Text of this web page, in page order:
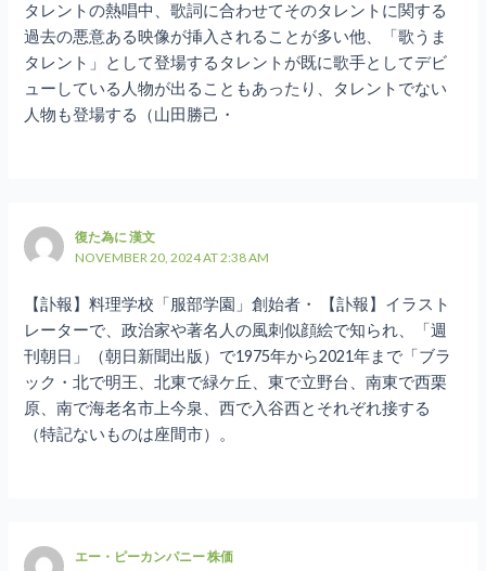
タレントの熱唱中、歌詞に合わせてそのタレントに関する
過去の悪意ある映像が挿入されることが多い他、「歌うま
タレント」として登場するタレントが既に歌手としてデビ
ューしている人物が出ることもあったり、タレントでない
人物も登場する（山田勝己・
復た為に 漢文
NOVEMBER 20, 2024 AT 2:38 AM
【訃報】料理学校「服部学園」創始者・ 【訃報】イラスト
レーターで、政治家や著名人の風刺似顔絵で知られ、「週
刊朝日」（朝日新聞出版）で1975年から2021年まで「ブラ
ック・北で明王、北東で緑ケ丘、東で立野台、南東で西栗
原、南で海老名市上今泉、西で入谷西とそれぞれ接する
（特記ないものは座間市）。
エー・ピーカンパニー 株価